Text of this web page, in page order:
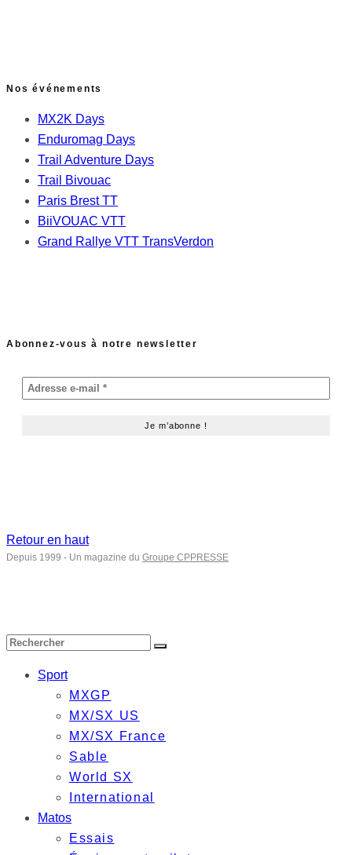
Nos événements
MX2K Days
Enduromag Days
Trail Adventure Days
Trail Bivouac
Paris Brest TT
BiiVOUAC VTT
Grand Rallye VTT TransVerdon
Abonnez-vous à notre newsletter
Retour en haut
Depuis 1999 - Un magazine du Groupe CPPRESSE
Sport
MXGP
MX/SX US
MX/SX France
Sable
World SX
International
Matos
Essais